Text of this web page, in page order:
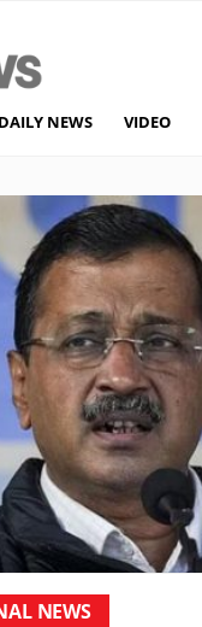
DAILY NEWS VIDEO
NEWS